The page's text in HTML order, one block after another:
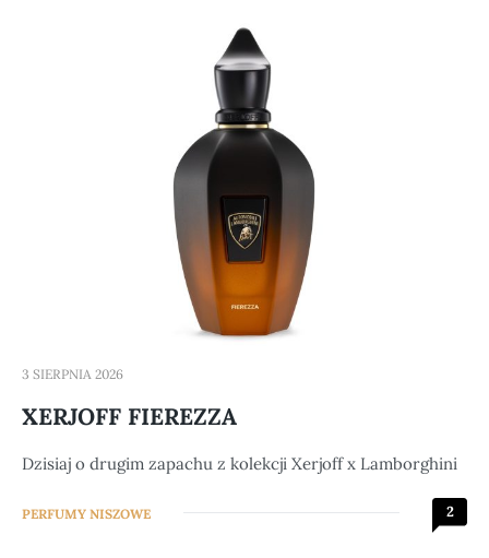
3 SIERPNIA 2026
XERJOFF FIEREZZA
Dzisiaj o drugim zapachu z kolekcji Xerjoff x Lamborghini
PERFUMY NISZOWE 2